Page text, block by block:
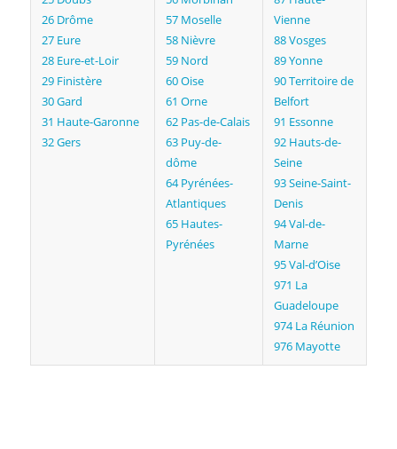
26 Drôme
27 Eure
28 Eure-et-Loir
29 Finistère
30 Gard
31 Haute-Garonne
32 Gers
57 Moselle
58 Nièvre
59 Nord
60 Oise
61 Orne
62 Pas-de-Calais
63 Puy-de-
dôme
64 Pyrénées-
Atlantiques
65 Hautes-
Pyrénées
Vienne
88 Vosges
89 Yonne
90 Territoire de
Belfort
91 Essonne
92 Hauts-de-
Seine
93 Seine-Saint-
Denis
94 Val-de-
Marne
95 Val-d’Oise
971 La
Guadeloupe
974 La Réunion
976 Mayotte